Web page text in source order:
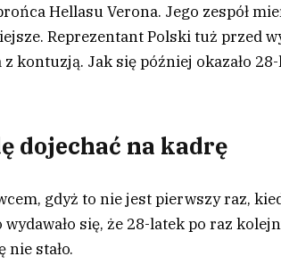
Hellasu Verona. Jego zespół
Reprezentant Polski tuż przed
kontuzją. Jak się później okazało
dojechać na kadrę
gdyż to nie jest pierwszy raz,
się, że 28-latek po raz
stało.